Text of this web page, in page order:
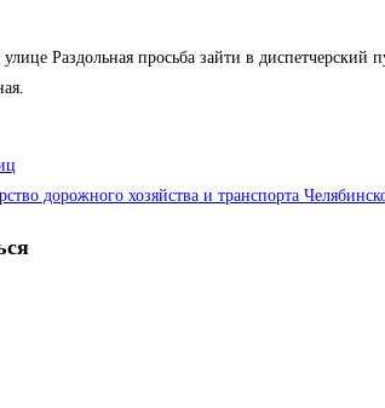
Раздольная просьба зайти в диспетчерский
дорожного хозяйства и транспорта